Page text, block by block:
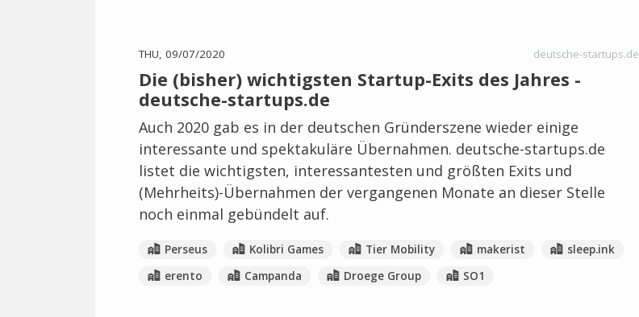
THU, 09/07/2020 deutsche-startups.de
Die (bisher) wichtigsten Startup-Exits des Jahres -
deutsche-startups.de
Auch 2020 gab es in der deutschen Gründerszene wieder einige
interessante und spektakuläre Übernahmen. deutsche-startups.de
listet die wichtigsten, interessantesten und größten Exits und
(Mehrheits)-Übernahmen der vergangenen Monate an dieser Stelle
noch einmal gebündelt auf.
Perseus Kolibri Games Tier Mobility makerist
sleep.ink
erento
Campanda Droege Group SO1